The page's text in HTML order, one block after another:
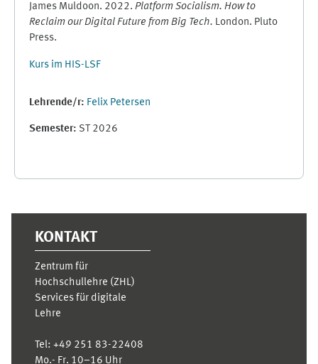
James Muldoon. 2022. Platform Socialism. How to
Reclaim our Digital Future from Big Tech. London. Pluto
Press.
Kurs im HIS-LSF
Lehrende/r: Felix Petersen
Semester: ST 2026
KONTAKT
Zentrum für
Hochschullehre (ZHL)
Services für digitale
Lehre
Tel: +49 251 83-22408
Mo.- Fr. 10–16 Uhr